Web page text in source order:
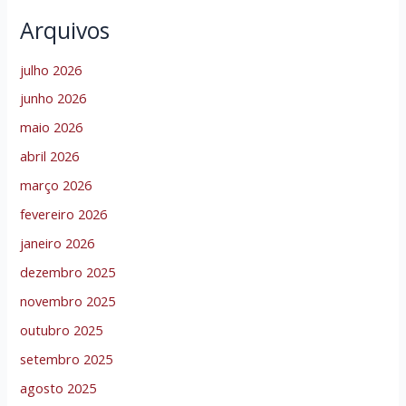
Arquivos
julho 2026
junho 2026
maio 2026
abril 2026
março 2026
fevereiro 2026
janeiro 2026
dezembro 2025
novembro 2025
outubro 2025
setembro 2025
agosto 2025